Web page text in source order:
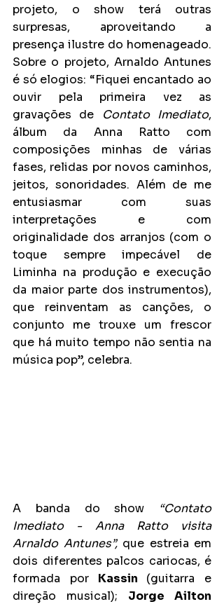
projeto, o show terá outras
surpresas, aproveitando a
presença ilustre do homenageado.
Sobre o projeto, Arnaldo Antunes
é só elogios: “Fiquei encantado ao
ouvir pela primeira vez as
gravações de
Contato Imediato,
álbum da Anna Ratto com
composições minhas de várias
fases, relidas por novos caminhos,
jeitos, sonoridades. Além de me
entusiasmar com suas
interpretações e com
originalidade dos arranjos (com o
toque sempre impecável de
Liminha na produção e execução
da maior parte dos instrumentos),
que reinventam as canções, o
conjunto me trouxe um frescor
que há muito tempo não sentia na
música pop”, celebra.
A banda do show “Contato
Imediato - Anna Ratto visita
Arnaldo Antunes”, que estreia em
dois diferentes palcos cariocas, é
formada por Kassin (guitarra e
direção musical); Jorge Ailton